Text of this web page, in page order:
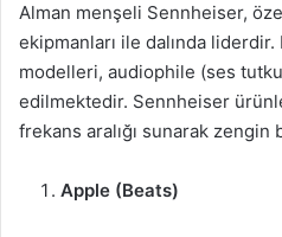
Alman menşeli Sennheiser,
ekipmanları ile dalında
modelleri, audiophile (ses
edilmektedir. Sennheiser
frekans aralığı sunarak zengin
Apple (Beats)